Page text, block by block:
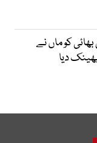
بھائی کو ماں نے
دیا